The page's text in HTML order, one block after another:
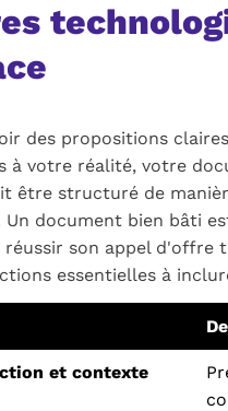
des propositions
à votre réalité, votre
être structuré de
Un document bien bâti
réussir son appel d'offre
essentielles à
et contexte